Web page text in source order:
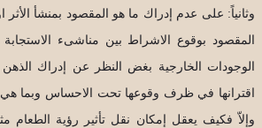
وثانياً: على عدم إدراك ما هو المقصود بمنشأ الأثر
المقصود بوقوع الاشراط بين مناشىء
الوجودات الخارجية بغض النظر عن إدراك
اقترانها في ظرف وقوعها تحت الاحساس وبما
وإلاّ فكيف يعقل إمكان نقل تأثير رؤية الطعام